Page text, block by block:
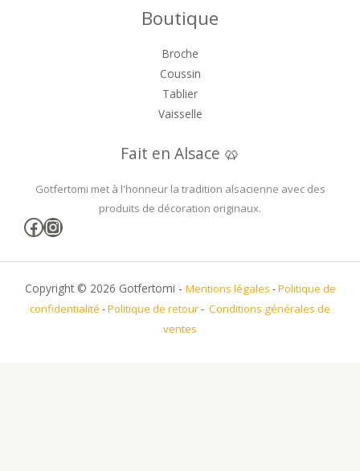
Boutique
Broche
Coussin
Tablier
Vaisselle
Fait en Alsace 🥨
Gotfertomi met à l'honneur la tradition alsacienne avec des
produits de décoration originaux.
Facebook
Instagram
Copyright © 2026 Gotfertomi - Mentions légales -Politique de
confidentialité -Politique de retour- Conditions générales de
ventes